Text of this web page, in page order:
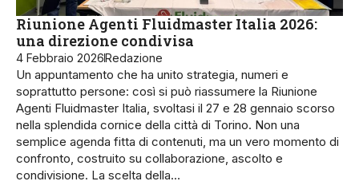
Riunione Agenti Fluidmaster Italia 2026:
una direzione condivisa
4 Febbraio 2026Redazione
Un appuntamento che ha unito strategia, numeri e
soprattutto persone: così si può riassumere la Riunione
Agenti Fluidmaster Italia, svoltasi il 27 e 28 gennaio scorso
nella splendida cornice della città di Torino. Non una
semplice agenda fitta di contenuti, ma un vero momento di
confronto, costruito su collaborazione, ascolto e
condivisione. La scelta della…